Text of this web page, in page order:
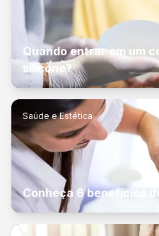
Quando entrar em um
silicone?
Saúde e Estética
Conheça 6 benefícios